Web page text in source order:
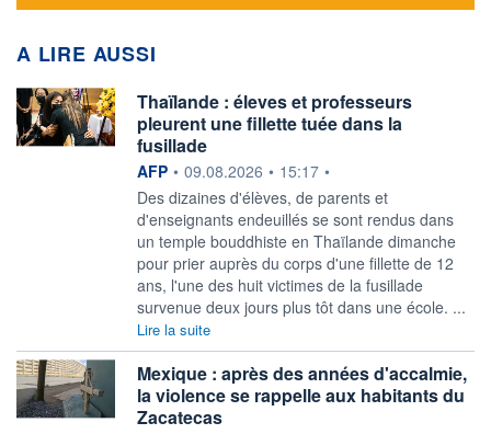
A LIRE AUSSI
Thaïlande : éleves et professeurs
pleurent une fillette tuée dans la
fusillade
information fournie par
AFP • 09.08.2026 • 15:17 •
Des dizaines d'élèves, de parents et
d'enseignants endeuillés se sont rendus dans
un temple bouddhiste en Thaïlande dimanche
pour prier auprès du corps d'une fillette de 12
ans, l'une des huit victimes de la fusillade
survenue deux jours plus tôt dans une école. ...
Lire la suite
Mexique : après des années d'accalmie,
la violence se rappelle aux habitants du
Zacatecas